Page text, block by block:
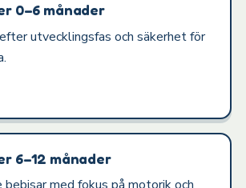
0–6 månader
utvecklingsfas och säkerhet för
6–12 månader